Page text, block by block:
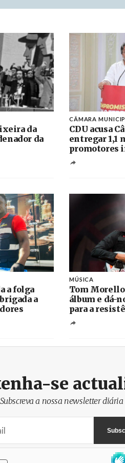
da
da
CÂMARA
CDU acusa
entregar 1,1
promotores
a folga
a
MÚSICA
Tom
álbum e dá-
para a
se
Subscreva a nossa newsletter diária